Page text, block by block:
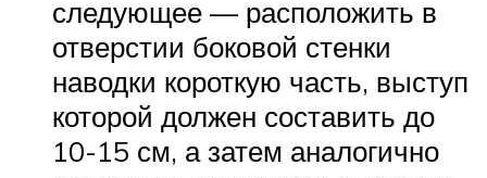
следующее — расположить в
отверстии боковой стенки
наводки короткую часть, выступ
которой должен составить до
10-15 см, а затем аналогично